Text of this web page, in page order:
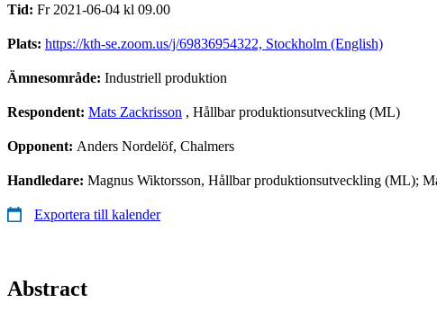
Tid: Fr 2021-06-04 kl 09.00
Plats: https://kth-se.zoom.us/j/69836954322, Stockholm (English)
Ämnesområde: Industriell produktion
Respondent: Mats Zackrisson , Hållbar produktionsutveckling (ML)
Opponent: Anders Nordelöf, Chalmers
Handledare: Magnus Wiktorsson, Hållbar produktionsutveckling (ML);
Exportera till kalender
Abstract